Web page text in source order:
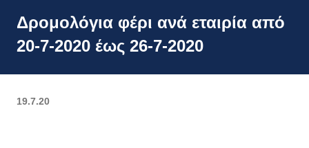
Δρομολόγια φέρι ανά εταιρία από
20-7-2020 έως 26-7-2020
19.7.20